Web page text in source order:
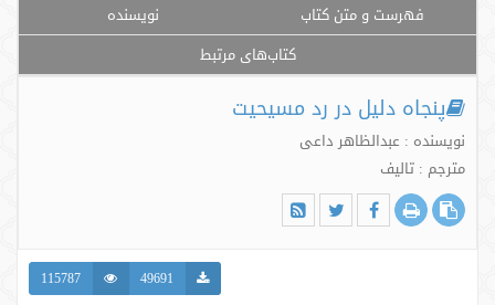
فهرست و متن کتاب
نویسنده
کتاب‌های مرتبط
پنجاه دلیل در رد مسیحیت
نویسنده : عبدالظاهر داعی
مترجم : تالیف
49691
115787